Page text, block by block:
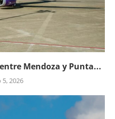
Mendoza y Punta...
2026